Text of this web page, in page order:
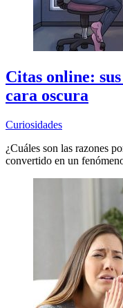
Citas online:
cara oscura
Curiosidades
¿Cuáles son las razones
convertido en un